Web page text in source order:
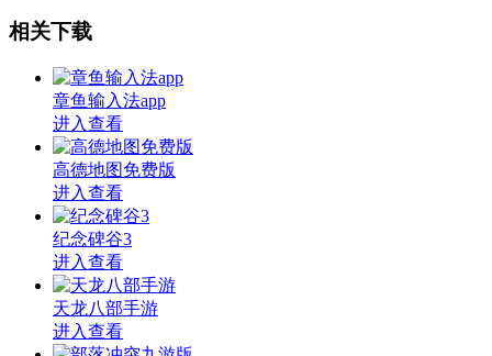
相关下载
章鱼输入法app
进入查看
高德地图免费版
进入查看
纪念碑谷3
进入查看
天龙八部手游
进入查看